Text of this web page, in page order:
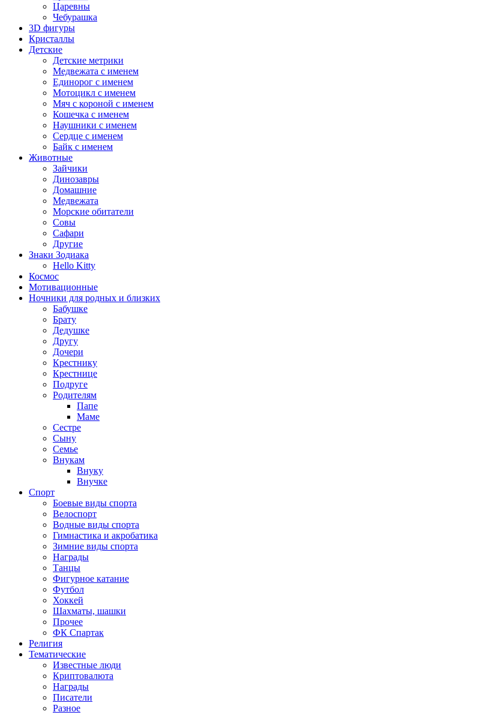
Царевны
Чебурашка
3D фигуры
Кристаллы
Детские
Детские метрики
Медвежата с именем
Единорог с именем
Мотоцикл с именем
Мяч с короной с именем
Кошечка с именем
Наушники с именем
Сердце с именем
Байк с именем
Животные
Зайчики
Динозавры
Домашние
Медвежата
Морские обитатели
Совы
Сафари
Другие
Знаки Зодиака
Hello Kitty
Космос
Мотивационные
Ночники для родных и близких
Бабушке
Брату
Дедушке
Другу
Дочери
Крестнику
Крестнице
Подруге
Родителям
Папе
Маме
Сестре
Сыну
Семье
Внукам
Внуку
Внучке
Спорт
Боевые виды спорта
Велоспорт
Водные виды спорта
Гимнастика и акробатика
Зимние виды спорта
Награды
Танцы
Фигурное катание
Футбол
Хоккей
Шахматы, шашки
Прочее
ФК Спартак
Религия
Тематические
Известные люди
Криптовалюта
Награды
Писатели
Разное